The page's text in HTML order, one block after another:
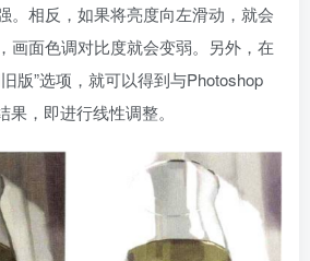
。相反，如果将亮度向左滑动，就会
画面色调对比度就会变弱。另外，在
版”选项，就可以得到与Photoshop
，即进行线性调整。